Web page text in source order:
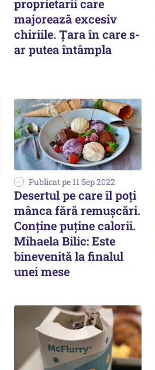
proprietarii care
majorează excesiv
chiriile. Țara în care s-
ar putea întâmpla
Publicat pe 11 Sep 2022
Desertul pe care îl poți
mânca fără remușcări.
Conține puține calorii.
Mihaela Bilic: Este
binevenită la finalul
unei mese